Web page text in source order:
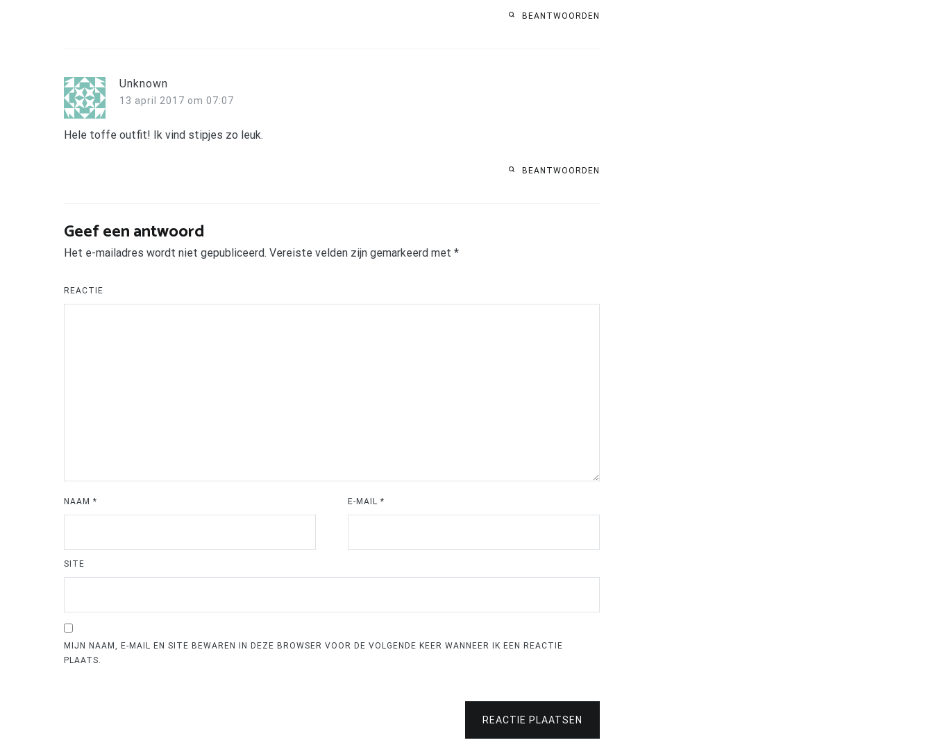
BEANTWOORDEN
Unknown
13 april 2017 om 07:07
Hele toffe outfit! Ik vind stipjes zo leuk.
BEANTWOORDEN
Geef een antwoord
Het e-mailadres wordt niet gepubliceerd. Vereiste velden zijn gemarkeerd met *
REACTIE
NAAM * E-MAIL*
SITE
MIJN NAAM, E-MAIL EN SITE BEWAREN IN DEZE BROWSER VOOR DE VOLGENDE KEER WANNEER IK EEN REACTIE
PLAATS.
REACTIE PLAATSEN